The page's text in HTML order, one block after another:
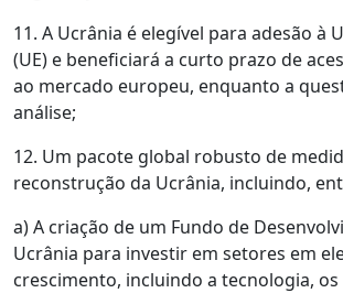
11. A Ucrânia é elegível para adesão à
(UE) e beneficiará a curto prazo de
ao mercado europeu, enquanto a
análise;
12. Um pacote global robusto de
reconstrução da Ucrânia, incluindo,
a) A criação de um Fundo de
Ucrânia para investir em setores em
crescimento, incluindo a tecnologia,